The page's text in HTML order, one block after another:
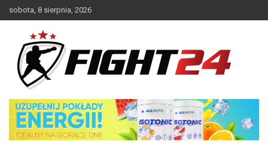
to
sobota, 8 sierpnia, 2026
FIGHT24.PL – MMA i K-1, UFC